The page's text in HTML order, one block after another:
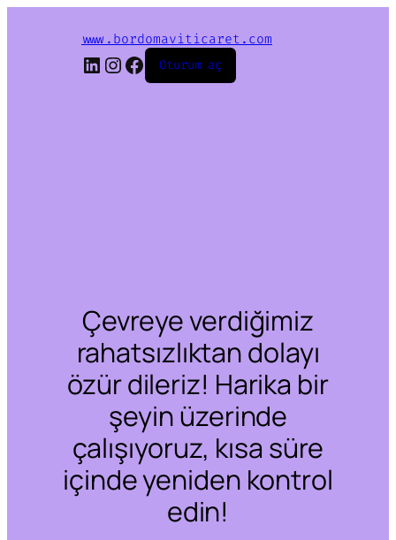
www.bordomaviticaret.com
LinkedIn
Instagram
Facebook
Oturum aç
Çevreye verdiğimiz
rahatsızlıktan dolayı
özür dileriz! Harika bir
şeyin üzerinde
çalışıyoruz, kısa süre
içinde yeniden kontrol
edin!